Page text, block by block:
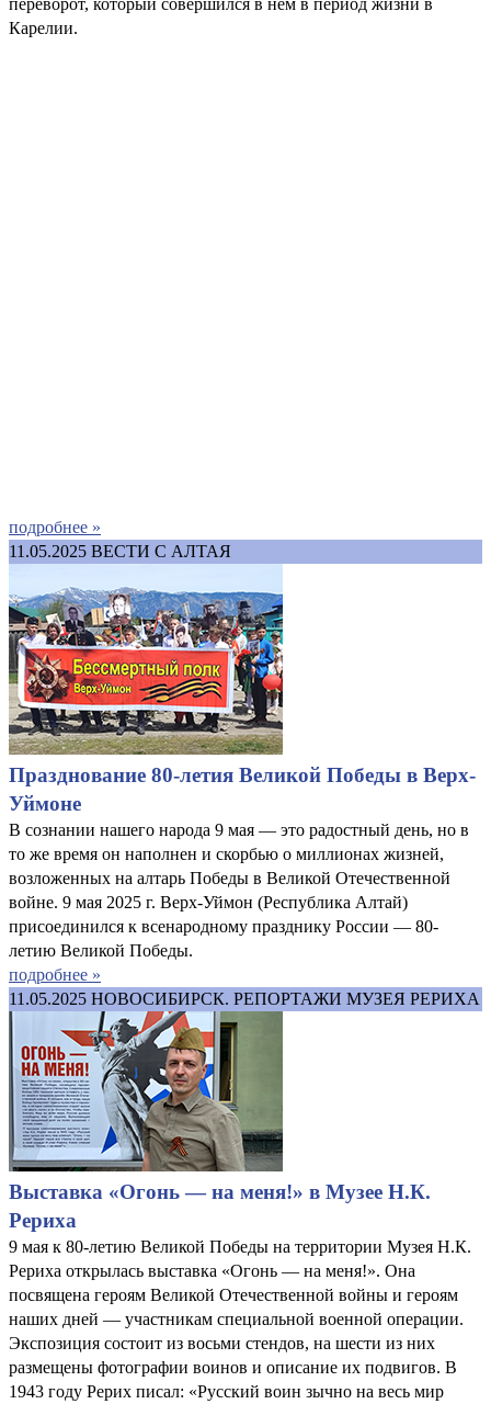
переворот, который совершился в нём в период жизни в
Карелии.
подробнее »
11.05.2025 ВЕСТИ С АЛТАЯ
Празднование 80-летия Великой Победы в Верх-
Уймоне
В сознании нашего народа 9 мая — это радостный день, но в
то же время он наполнен и скорбью о миллионах жизней,
возложенных на алтарь Победы в Великой Отечественной
войне. 9 мая 2025 г. Верх-Уймон (Республика Алтай)
присоединился к всенародному празднику России — 80-
летию Великой Победы.
подробнее »
11.05.2025 НОВОСИБИРСК. РЕПОРТАЖИ МУЗЕЯ РЕРИХА
Выставка «Огонь — на меня!» в Музее Н.К.
Рериха
9 мая к 80-летию Великой Победы на территории Музея Н.К.
Рериха открылась выставка «Огонь — на меня!». Она
посвящена героям Великой Отечественной войны и героям
наших дней — участникам специальной военной операции.
Экспозиция состоит из восьми стендов, на шести из них
размещены фотографии воинов и описание их подвигов. В
1943 году Рерих писал: «Русский воин зычно на весь мир